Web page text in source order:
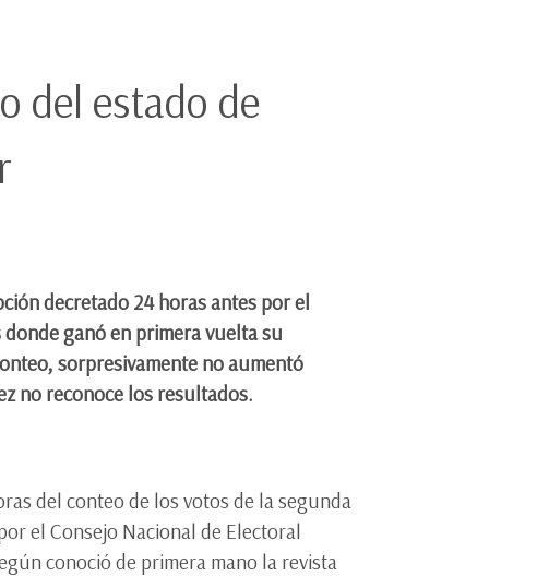
del estado de
decretado 24 horas antes por el
ganó en primera vuelta su
sorpresivamente no aumentó
no reconoce los resultados.
del conteo de los votos de la segunda
el Consejo Nacional de Electoral
conoció de primera mano la revista